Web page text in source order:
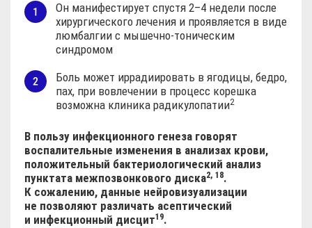
Он манифестирует спустя 2–4 недели после
хирургического лечения и проявляется в виде
люмбалгии с мышечно-тоническим
синдромом
Боль может иррадиировать в ягодицы, бедро,
пах, при вовлечении в процесс корешка
возможна клиника радикулопатии2
В пользу инфекционного генеза говорят
воспалительные изменения в анализах крови,
положительный бактериологический анализ
пунктата межпозвонкового диска2, 18.
К сожалению, данные нейровизуализации
не позволяют различать асептический
и инфекционный дисцит19.